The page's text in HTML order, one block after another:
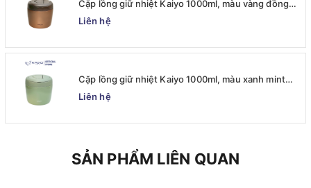
Cặp lồng giữ nhiệt Kaiyo 1000ml, màu vàng đồng
[KVL-6520]
Liên hệ
Cặp lồng giữ nhiệt Kaiyo 1000ml, màu xanh mint
[mã KVL-6513]
Liên hệ
SẢN PHẨM LIÊN QUAN